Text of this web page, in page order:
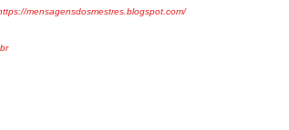
mensagensdosmestres.blogspot.com/